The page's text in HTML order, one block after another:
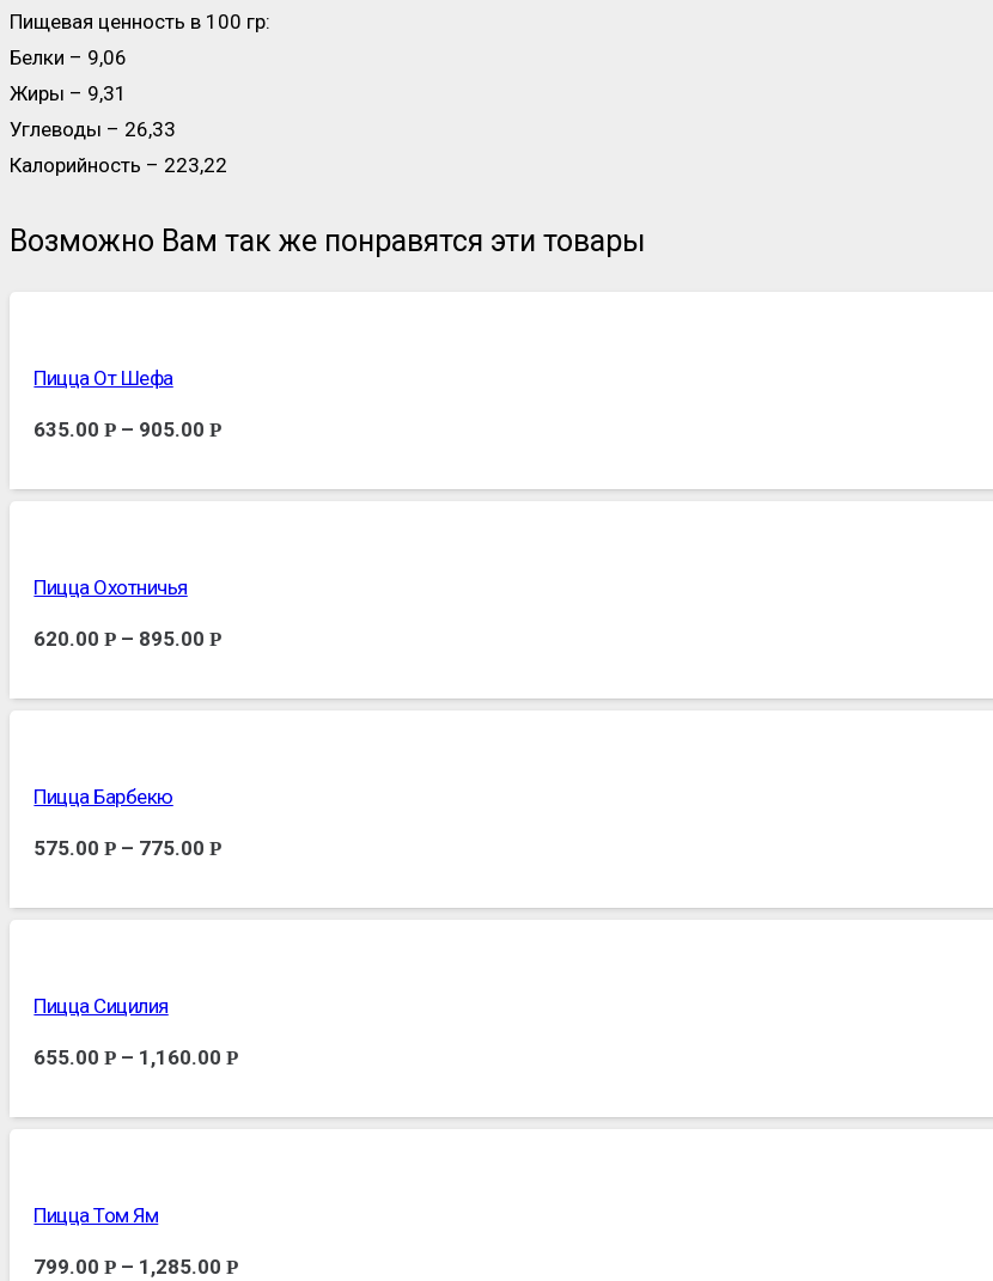
Пищевая ценность в 100 гр:
Белки – 9,06
Жиры – 9,31
Углеводы – 26,33
Калорийность – 223,22
Возможно Вам так же понравятся эти товары
Пицца От Шефа
635.00Р – 905.00Р
Пицца Охотничья
620.00Р – 895.00Р
Пицца Барбекю
575.00Р – 775.00Р
Пицца Сицилия
655.00Р – 1,160.00Р
Пицца Том Ям
799.00Р – 1,285.00Р